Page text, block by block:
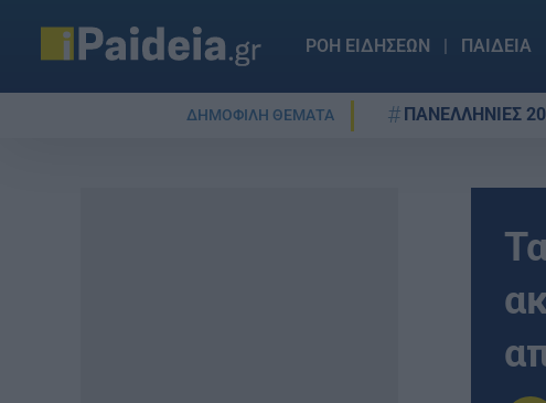
ΡΟΗ ΕΙΔΗΣΕΩΝ ΠΑΙΔΕΙΑ
ΔΗΜΟΦΙΛΗ ΘΕΜΑΤΑ ΠΑΝΕΛΛΗΝΙΕΣ